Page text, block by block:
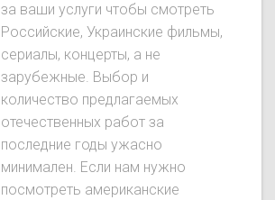
за ваши услуги чтобы смотреть
Российские, Украинские фильмы,
сериалы, концерты, а не
зарубежные. Выбор и
количество предлагаемых
отечественных работ за
последние годы ужасно
минимален. Если нам нужно
посмотреть американские